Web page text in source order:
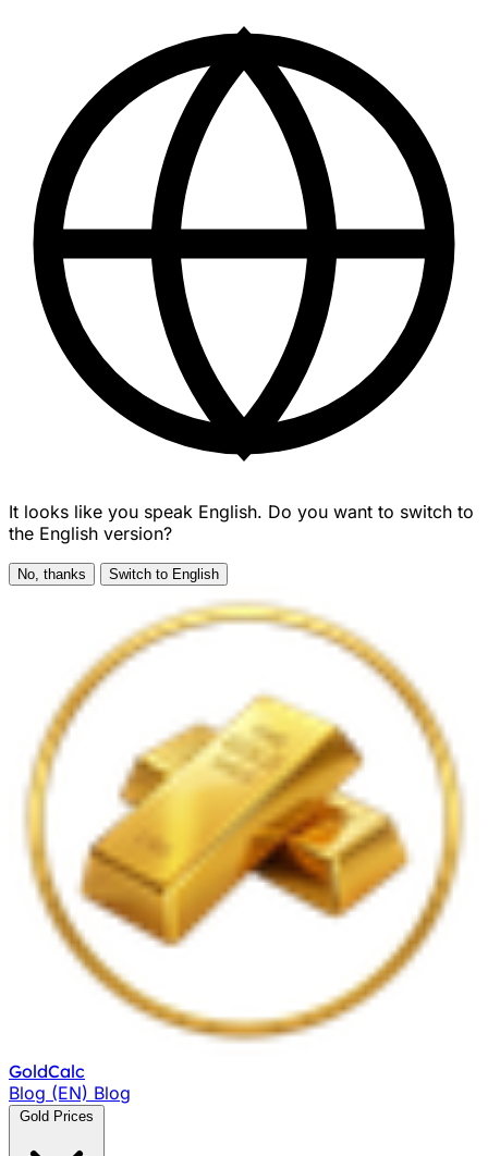
It looks like you speak English. Do you want to switch to
the English version?
No, thanks Switch to English
GoldCalc
Blog (EN) Blog
Gold Prices